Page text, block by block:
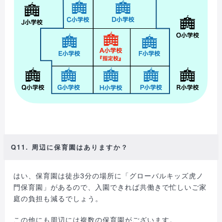
Q11. 周辺に保育園はありますか？
はい、保育園は徒歩3分の場所に「グローバルキッズ虎ノ
門保育園」があるので、入園できれば共働きで忙しいご家
庭の負担も減るでしょう。
この他にも周辺には複数の保育園がございます。